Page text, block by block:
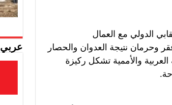
الدولي مع العمال
وحرمان نتيجة العدوان والحصار
والأممية تشكل ركيزة
عربي